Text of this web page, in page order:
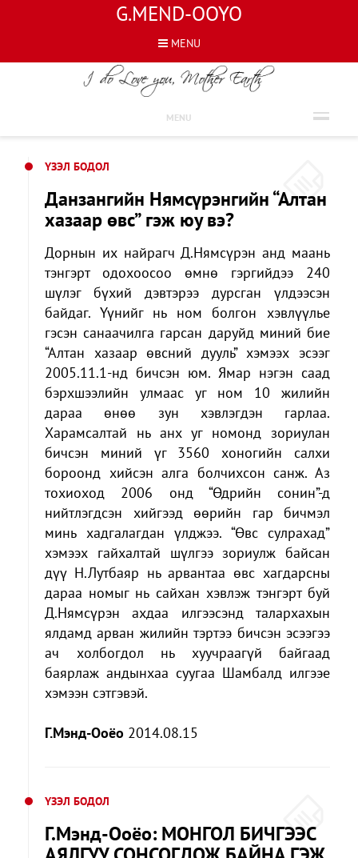
G.MEND-OOYO
MENU
MENU
ҮЗЭЛ БОДОЛ
ҮЗЭЛ БОДОЛ
Данзангийн Нямсүрэнгийн “Алтан
хазаар өвс” гэж юу вэ?
Дорнын их найрагч Д.Нямсүрэн анд маань
тэнгэрт одохоосоо өмнө гэргийдээ 240
шүлэг бүхий дэвтэрээ дурсган үлдээсэн
байдаг. Үүнийг нь ном болгон хэвлүүлье
гэсэн санаачилга гарсан даруйд миний бие
“Алтан хазаар өвсний дууль” хэмээх эсээг
2005.11.1-нд бичсэн юм. Ямар нэгэн саад
бэрхшээлийн улмаас уг ном 10 жилийн
дараа өнөө зун хэвлэгдэн гарлаа.
Харамсалтай нь анх уг номонд зориулан
бичсэн миний үг 3560 хоногийн салхи
бороонд хийсэн алга болчихсон санж. Аз
тохиоход 2006 онд “Өдрийн сонин”-д
нийтлэгдсэн хийгээд өөрийн гар бичмэл
минь хадгалагдан үлджээ. “Өвс сулрахад”
хэмээх гайхалтай шүлгээ зориулж байсан
дүү Н.Лутбаяр нь арвантаа өвс хагдарсны
дараа номыг нь сайхан хэвлэж тэнгэрт буй
Д.Нямсүрэн ахдаа илгээсэнд талархахын
ялдамд арван жилийн тэртээ бичсэн эсээгээ
ач холбогдол нь хуучраагүй байгаад
баярлаж андынхаа суугаа Шамбалд илгээе
хэмээн сэтгэвэй.
Г.Мэнд-Ооёо 2014.08.15
ҮЗЭЛ БОДОЛ
Г.Мэнд-Ооёо: МОНГОЛ БИЧГЭЭС